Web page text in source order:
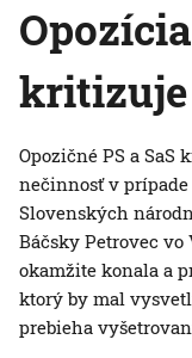
kritizuje
Opozičné PS a
nečinnosť v
Slovenských
Báčsky Petrovec vo
okamžite konala a
ktorý by mal
prebieha